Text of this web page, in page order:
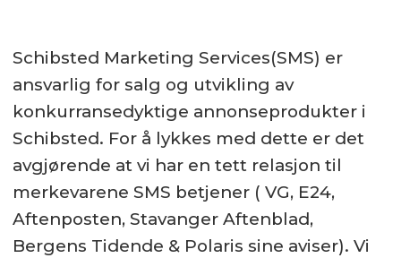
Hjemmeside
Sektor:
Privat
Arbeidsforhold:
Fast
Schibsted Marketing Services(SMS) er
ansvarlig for salg og utvikling av
konkurransedyktige annonseprodukter i
Schibsted. For å lykkes med dette er det
avgjørende at vi har en tett relasjon til
merkevarene SMS betjener ( VG, E24,
Aftenposten, Stavanger Aftenblad,
Bergens Tidende & Polaris sine aviser). Vi